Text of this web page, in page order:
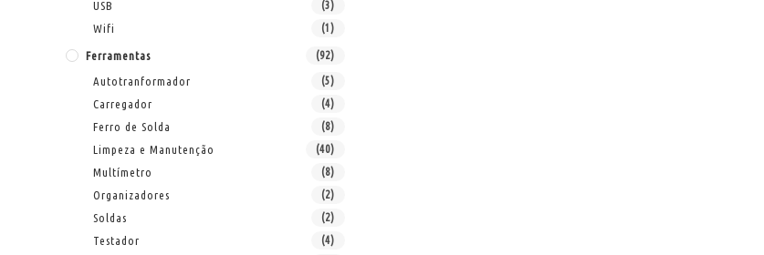
USB (3)
Wifi (1)
Ferramentas (92)
Autotranformador (5)
Carregador (4)
Ferro de Solda (8)
Limpeza e Manutenção (40)
Multímetro (8)
Organizadores (2)
Soldas (2)
Testador (4)